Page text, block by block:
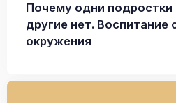
Почему одни подростки
другие нет.
окружения